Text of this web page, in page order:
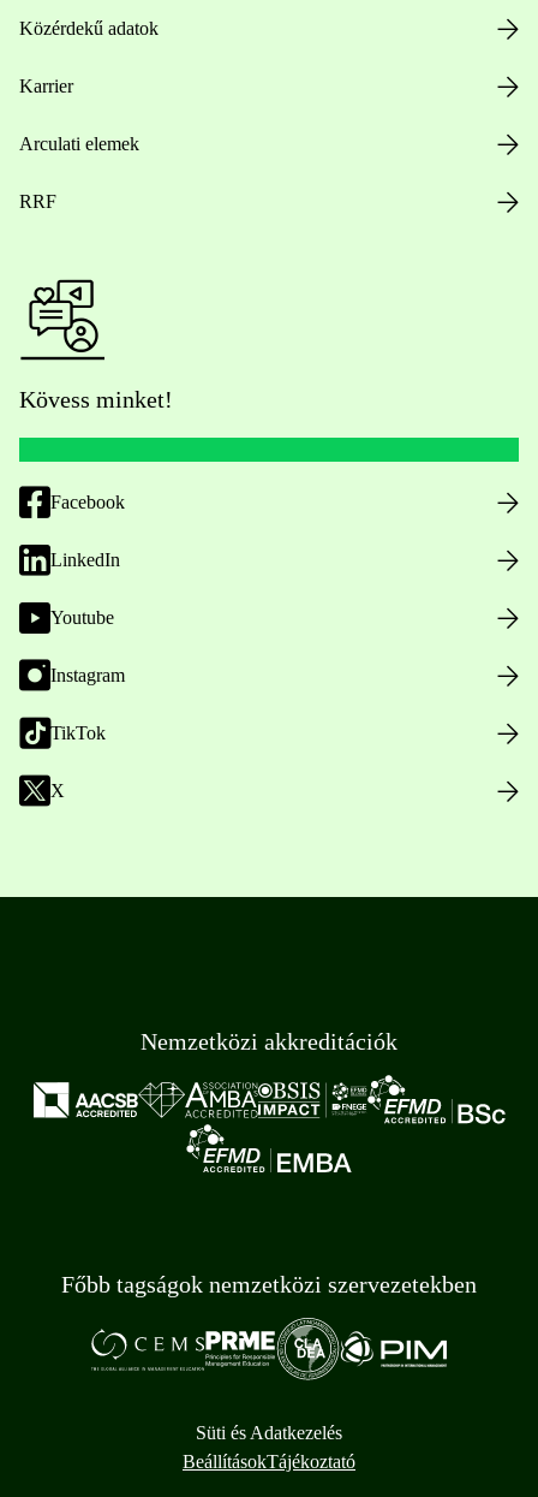
Közérdekű adatok
Karrier
Arculati elemek
RRF
Kövess minket!
Facebook
LinkedIn
Youtube
Instagram
TikTok
X
Nemzetközi akkreditációk
Főbb tagságok nemzetközi szervezetekben
Süti és Adatkezelés
BeállításokTájékoztató